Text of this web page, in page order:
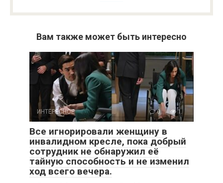
Вам также может быть интересно
ИНТЕРЕСНОЕ 0 1
Все игнорировали женщину в
инвалидном кресле, пока добрый
сотрудник не обнаружил её
тайную способность и не изменил
ход всего вечера.